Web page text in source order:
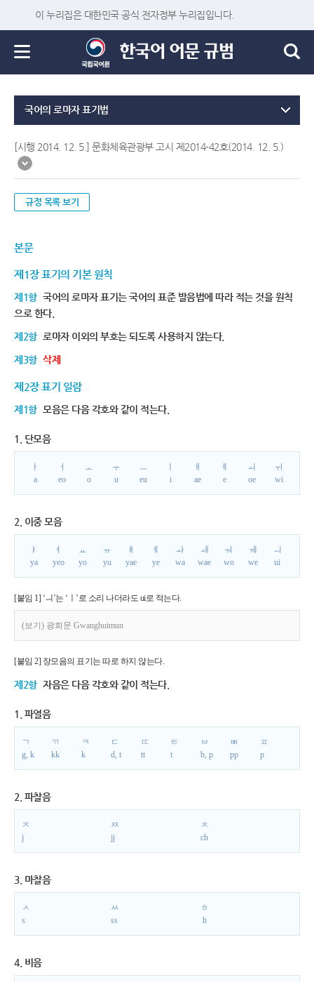
이 누리집은 대한민국 공식 전자정부 누리집입니다.
국어의 로마자 표기법
[시행 2014. 12. 5.] 문화체육관광부 고시 제2014-42호(2014. 12. 5.)
규정 목록 보기
본문
제1장 표기의 기본 원칙
제1항 국어의 로마자 표기는 국어의 표준 발음법에 따라 적는 것을 원칙
으로 한다.
제2항 로마자 이외의 부호는 되도록 사용하지 않는다.
제3항 삭제
제2장 표기 일람
제1항 모음은 다음 각호와 같이 적는다.
1. 단모음
ㅏ
a
ㅓ
eo
ㅗ
o
ㅜ
u
ㅡ
eu
i
ㅐ
ae
ㅔ
e
ㅚ
oe
ㅟ
wi
2. 이중 모음
ㅑ
ya
ㅕ
yeo
ㅛ
yo
ㅠ
yu
ㅒ
yae
ㅖ
ye
ㅘ
wa
ㅙ
wae
ㅝ
wo
ㅞ
we
ㅢ
ui
[붙임 1] ‘ㅢ’는 ‘ㅣ’로 소리 나더라도 ui로 적는다.
(보기) 광희문 Gwanghuimun
[붙임 2] 장모음의 표기는 따로 하지 않는다.
제2항 자음은 다음 각호와 같이 적는다.
1. 파열음
ㄱ
g, k
ㄲ
kk
ㅋ
k
ㄷ
d, t
ㄸ
tt
ㅌ
t
ㅂ
b, p
ㅃ
pp
ㅍ
p
2. 파찰음
ㅈ
j
ㅉ
jj
ㅊ
ch
3. 마찰음
ㅅ
s
ㅆ
ss
ㅎ
h
4. 비음